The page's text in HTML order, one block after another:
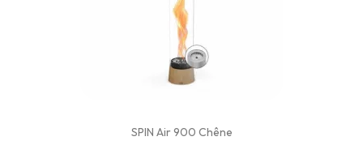
SPIN Air 900 Chêne